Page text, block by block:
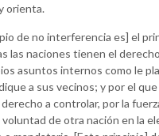
orienta.
de no interferencia es] el
las naciones tienen el
asuntos internos como le
a sus vecinos; y por el
a controlar, por la
voluntad de otra nación en la